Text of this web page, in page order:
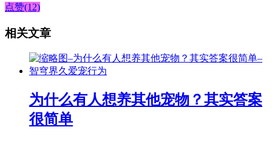
点赞(12)
相关文章
为什么有人想养其他宠物？其实答案
很简单